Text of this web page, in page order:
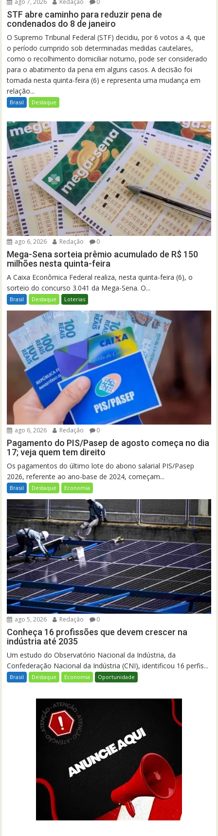
ago 7, 2026 Redação 0
STF abre caminho para reduzir pena de
condenados do 8 de janeiro
O Supremo Tribunal Federal (STF) decidiu, por 6 votos a 4, que
o período cumprido sob determinadas medidas cautelares,
como o recolhimento domiciliar noturno, pode ser considerado
para o abatimento da pena em alguns casos. A decisão foi
tomada nesta quinta-feira (6) e representa uma mudança em
relação...
Brasil Destaque
ago 6, 2026 Redação 0
Mega-Sena sorteia prêmio acumulado de R$ 150
milhões nesta quinta-feira
A Caixa Econômica Federal realiza, nesta quinta-feira (6), o
sorteio do concurso 3.041 da Mega-Sena. O...
Brasil Destaque Loterias
ago 6, 2026 Redação 0
Pagamento do PIS/Pasep de agosto começa no dia
17; veja quem tem direito
Os pagamentos do último lote do abono salarial PIS/Pasep
2026, referente ao ano-base de 2024, começam...
Brasil Destaque Economia
ago 5, 2026 Redação 0
Conheça 16 profissões que devem crescer na
indústria até 2035
Um estudo do Observatório Nacional da Indústria, da
Confederação Nacional da Indústria (CNI), identificou 16 perfis...
Brasil Destaque Economia Oportunidade